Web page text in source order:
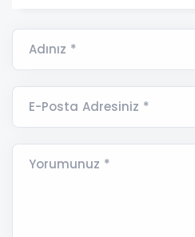
Adınız *
E-Posta Adresiniz *
Yorumunuz *